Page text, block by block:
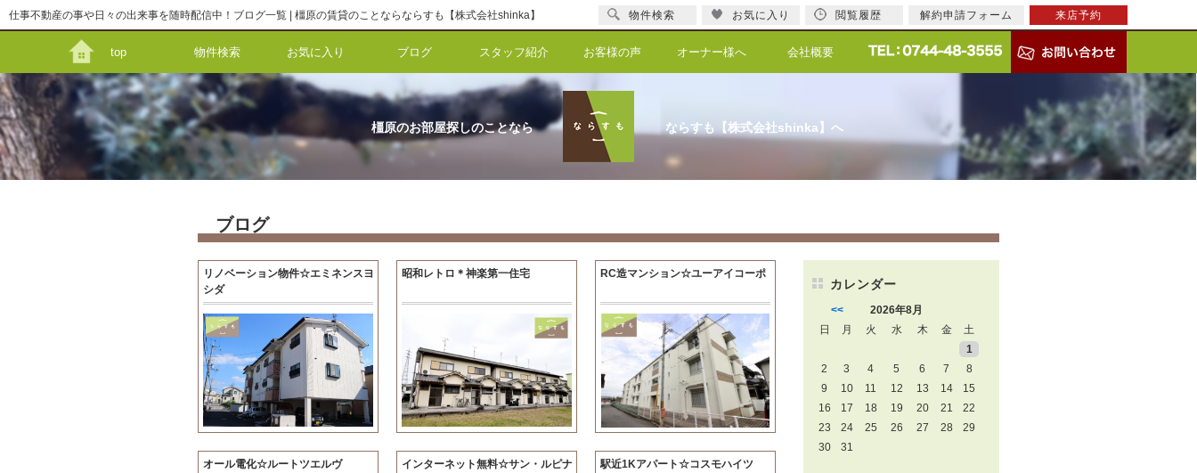
仕事不動産の事や日々の出来事を随時配信中！ブログ一覧 | 橿原の賃貸のことならならすも【株式会社shinka】
top 物件検索 お気に入り ブログ スタッフ紹介 お客様の声 オーナー様へ 会社概要
橿原のお部屋探しのことなら ならすも【株式会社shinka】へ
ブログ
リノベーション物件☆エミネンスヨ
シダ
昭和レトロ＊神楽第一住宅 RC造マンション☆ユーアイコーポ
オール電化☆ルートツエルヴ
インターネット無料☆サン・ルピナ
駅近1Kアパート☆コスモハイツ
カレンダー
<<
2026年8月
日
月 火 水 木 金
土
1
2
3 4 5 6 7
8
9
10 11 12 13 14
15
16
17 18 19 20 21
22
23
24 25 26 27 28
29
30
31
物件検索 お気に入り 閲覧履歴 解約申請フォーム 来店予約